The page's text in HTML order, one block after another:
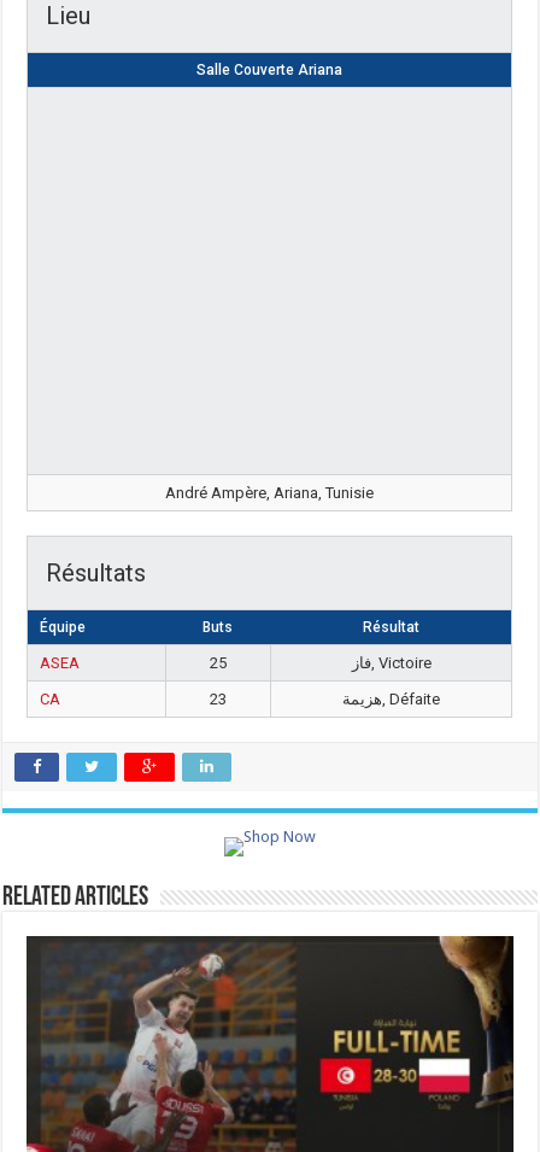
Lieu
Salle Couverte Ariana
André Ampère, Ariana, Tunisie
Résultats
Équipe Buts Résultat
ASEA 25
فاز, Victoire
CA
23 هزيمة, Défaite
Related Articles